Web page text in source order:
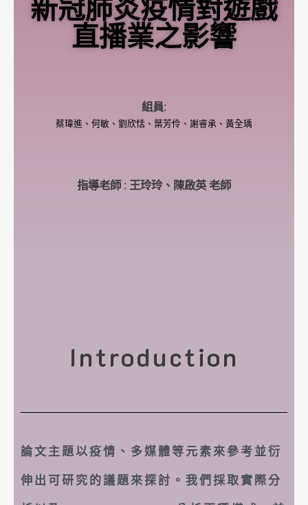
新冠肺炎疫情對遊戲
直播業之影響
組員:
蔡瑋進、何敏、劉欣恬、葉芳伶、謝睿承、黃全瑀
指導老師 : 王玲玲、陳啟英 老師
Introduction
論文主題以疫情、多媒體等元素來參考並衍
伸出可研究的議題來探討。我們採取實際分